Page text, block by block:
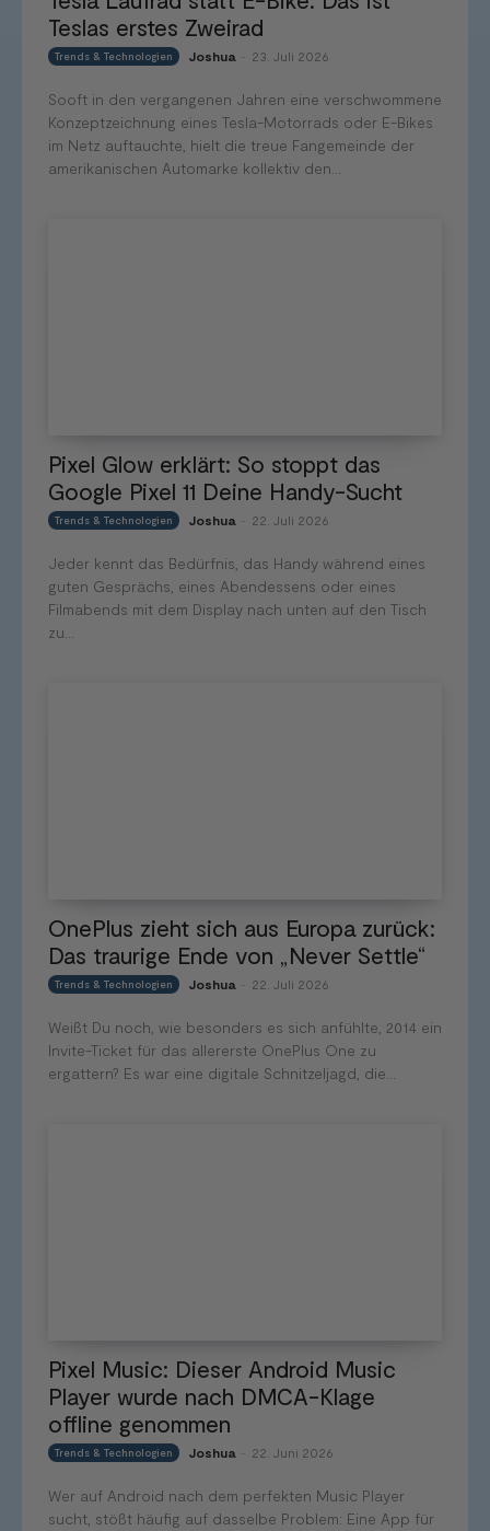
Teslas erstes Zweirad
Trends & Technologien Joshua 23. Juli 2026
Sooft in den vergangenen Jahren eine verschwommene
Konzeptzeichnung eines Tesla-Motorrads oder E-Bikes
im Netz auftauchte, hielt die treue Fangemeinde der
amerikanischen Automarke kollektiv den...
Pixel Glow erklärt: So stoppt das
Google Pixel 11 Deine Handy-Sucht
Trends & Technologien Joshua 22. Juli 2026
Jeder kennt das Bedürfnis, das Handy während eines
guten Gesprächs, eines Abendessens oder eines
Filmabends mit dem Display nach unten auf den Tisch
zu...
OnePlus zieht sich aus Europa zurück:
Das traurige Ende von „Never Settle“
Trends & Technologien Joshua 22. Juli 2026
Weißt Du noch, wie besonders es sich anfühlte, 2014 ein
Invite-Ticket für das allererste OnePlus One zu
ergattern? Es war eine digitale Schnitzeljagd, die...
Pixel Music: Dieser Android Music
Player wurde nach DMCA-Klage
offline genommen
Trends & Technologien Joshua 22. Juni 2026
Wer auf Android nach dem perfekten Music Player
sucht, stößt häufig auf dasselbe Problem: Eine App für